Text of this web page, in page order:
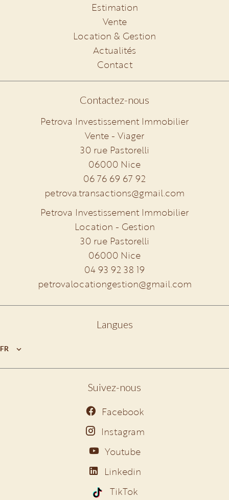
Estimation
Vente
Location & Gestion
Actualités
Contact
Contactez-nous
Petrova Investissement Immobilier
Vente - Viager
30 rue Pastorelli
06000 Nice
06 76 69 67 92
petrova.transactions@gmail.com
Petrova Investissement Immobilier
Location - Gestion
30 rue Pastorelli
06000 Nice
04 93 92 38 19
petrovalocationgestion@gmail.com
Langues
FR
Suivez-nous
Facebook
Instagram
Youtube
Linkedin
TikTok